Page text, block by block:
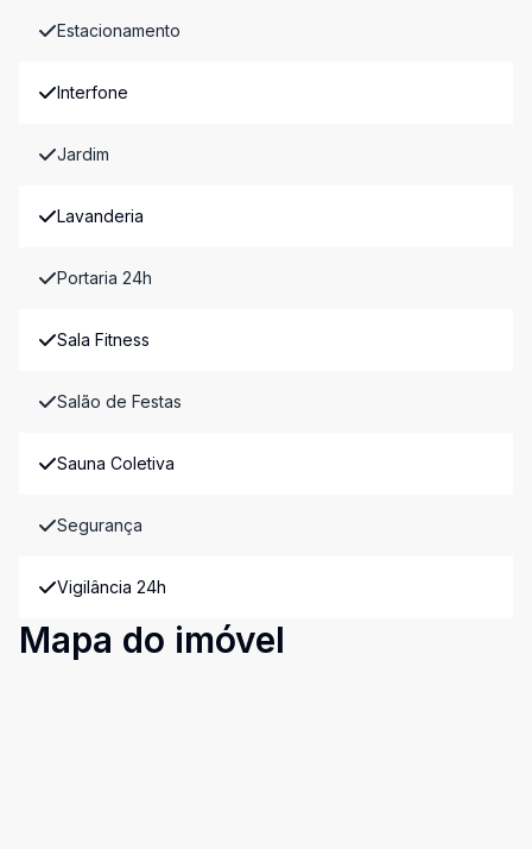
Estacionamento
Interfone
Jardim
Lavanderia
Portaria 24h
Sala Fitness
Salão de Festas
Sauna Coletiva
Segurança
Vigilância 24h
Mapa do imóvel